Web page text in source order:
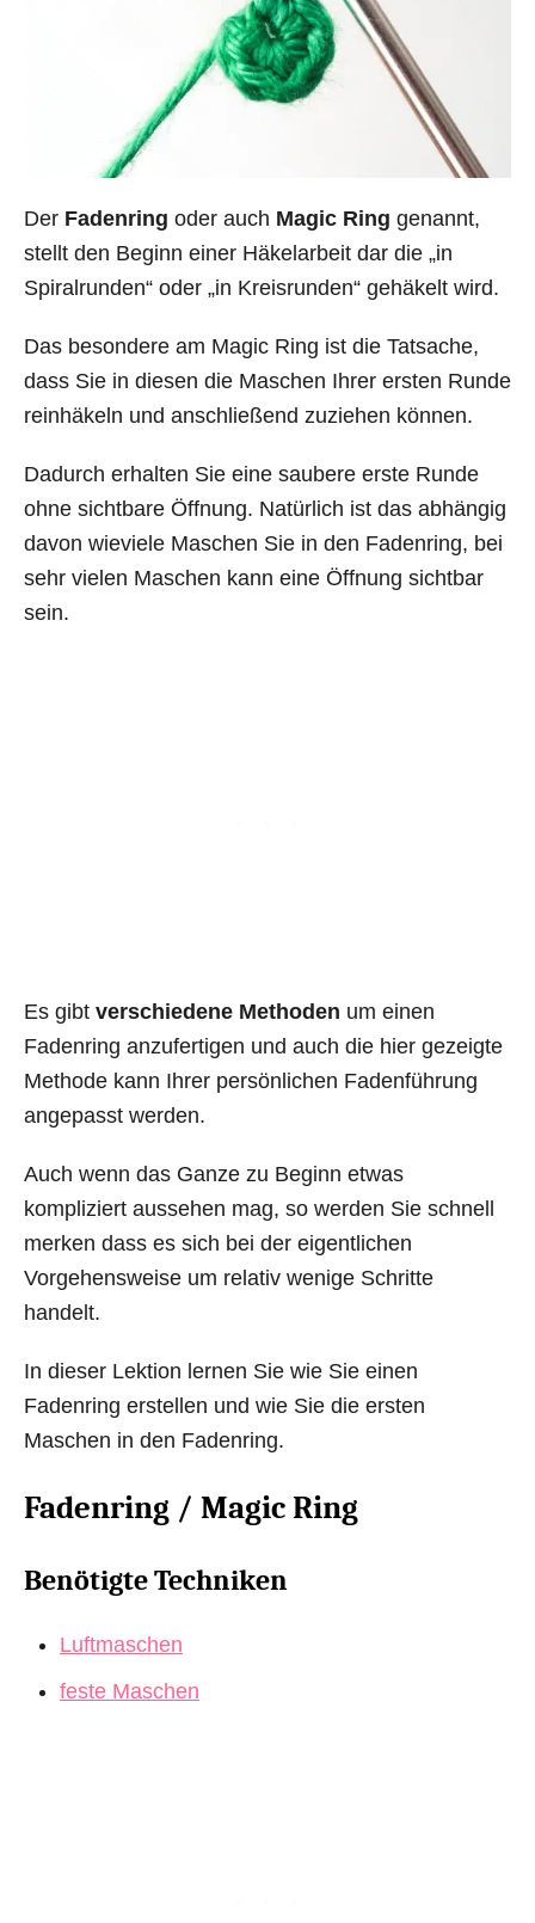
Der Fadenring oder auch Magic Ring genannt,
stellt den Beginn einer Häkelarbeit dar die „in
Spiralrunden“ oder „in Kreisrunden“ gehäkelt wird.
Das besondere am Magic Ring ist die Tatsache,
dass Sie in diesen die Maschen Ihrer ersten Runde
reinhäkeln und anschließend zuziehen können.
Dadurch erhalten Sie eine saubere erste Runde
ohne sichtbare Öffnung. Natürlich ist das abhängig
davon wieviele Maschen Sie in den Fadenring, bei
sehr vielen Maschen kann eine Öffnung sichtbar
sein.
Es gibt verschiedene Methoden um einen
Fadenring anzufertigen und auch die hier gezeigte
Methode kann Ihrer persönlichen Fadenführung
angepasst werden.
Auch wenn das Ganze zu Beginn etwas
kompliziert aussehen mag, so werden Sie schnell
merken dass es sich bei der eigentlichen
Vorgehensweise um relativ wenige Schritte
handelt.
In dieser Lektion lernen Sie wie Sie einen
Fadenring erstellen und wie Sie die ersten
Maschen in den Fadenring.
Fadenring / Magic Ring
Benötigte Techniken
Luftmaschen
feste Maschen